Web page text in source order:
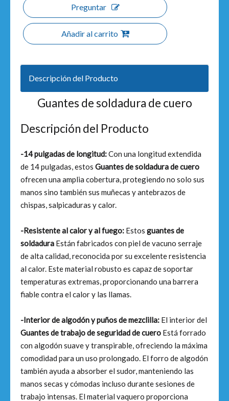
Preguntar
Añadir al carrito
Descripción del Producto
Guantes de soldadura de cuero
Descripción del Producto
-14 pulgadas de longitud:Con una longitud extendida
de 14 pulgadas, estos Guantes de soldadura de cuero
ofrecen una amplia cobertura, protegiendo no solo sus
manos sino también sus muñecas y antebrazos de
chispas, salpicaduras y calor.
-Resistente al calor y al fuego: Estos guantes de
soldadura Están fabricados con piel de vacuno serraje
de alta calidad, reconocida por su excelente resistencia
al calor. Este material robusto es capaz de soportar
temperaturas extremas, proporcionando una barrera
fiable contra el calor y las llamas.
-Interior de algodón y puños de mezclilla: El interior del
Guantes de trabajo de seguridad de cuero Está forrado
con algodón suave y transpirable, ofreciendo la máxima
comodidad para un uso prolongado. El forro de algodón
también ayuda a absorber el sudor, manteniendo las
manos secas y cómodas incluso durante sesiones de
trabajo intensas. El material vaquero proporciona